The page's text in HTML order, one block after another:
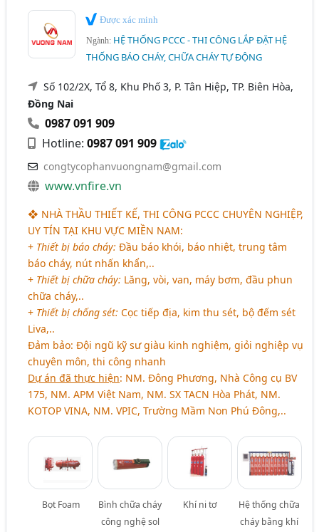
Được xác minh
Ngành: HỆ THỐNG PCCC - THI CÔNG LẮP ĐẶT HỆ
THỐNG BÁO CHÁY, CHỮA CHÁY TỰ ĐỘNG
Số 102/2X, Tổ 8, Khu Phố 3, P. Tân Hiệp, TP. Biên Hòa,
Đồng Nai
0987 091 909
Hotline:0987 091 909
congtycophanvuongnam@gmail.com
www.vnfire.vn
❖ NHÀ THẦU THIẾT KẾ, THI CÔNG PCCC CHUYÊN NGHIỆP,
UY TÍN TẠI KHU VỰC MIỀN NAM:
+ Thiết bị báo cháy: Đầu báo khói, báo nhiệt, trung tâm
báo cháy, nút nhấn khẩn,..
+ Thiết bị chữa cháy: Lăng, vòi, van, máy bơm, đầu phun
chữa cháy,..
+ Thiết bị chống sét: Cọc tiếp địa, kim thu sét, bộ đếm sét
Liva,..
Đảm bảo: Đội ngũ kỹ sư giàu kinh nghiệm, giỏi nghiệp vụ
chuyên môn, thi công nhanh
Dự án đã thực hiện: NM. Đông Phương, Nhà Công cụ BV
175, NM. APM Việt Nam, NM. SX TACN Hòa Phát, NM.
KOTOP VINA, NM. VPIC, Trường Mầm Non Phú Đông,..
Bọt Foam
Bình chữa cháy
công nghệ sol
Khí ni tơ
Hệ thống chữa
cháy bằng khí